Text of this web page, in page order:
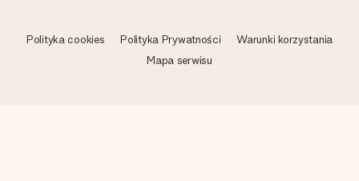
Polityka cookies Polityka Prywatności
Warunki korzystania
Mapa serwisu